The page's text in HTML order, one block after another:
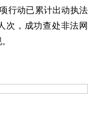
行动已累计出动执法
次，成功查处非法网